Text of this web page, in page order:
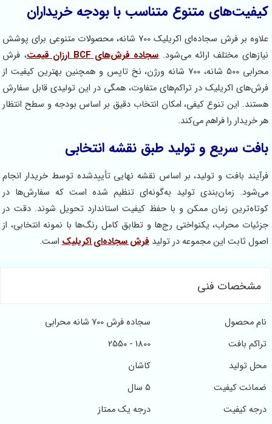
متنوع متناسب با بودجه خریداران
علاوه بر فرش سجاده‌ای اکریلیک 700 شانه، محصولات متنوعی برای پوشش
ارائه می‌شود.سجاده فرش‌های BCF ارزان قیمت
، فرش
محرابی 500 شانه، 700 شانه ورژن، نخ تاپس و همچنین بهترین کیفیت از
در تراکم‌های متفاوت، همگی در این تولیدی قابل سفارش
تنوع کیفی، امکان انتخاب دقیق بر اساس بودجه و سطح انتظار
فراهم می‌کند.
و تولید طبق نقشه انتخابی
و تولید، بر اساس نقشه نهایی تأییدشده توسط خریدار انجام
تولید به‌گونه‌ای تنظیم شده است که سفارش‌ها در
زمان ممکن و با حفظ کیفیت استاندارد تحویل شوند. دقت در
یکنواختی رج‌ها و تطابق کامل رنگ‌ها با نمونه انتخابی، از
این مجموعه در تولیدفرش سجاده‌ای اکریلیکاست.
فنی
سجاده فرش 700 شانه محرابی
درجه یک ممتاز